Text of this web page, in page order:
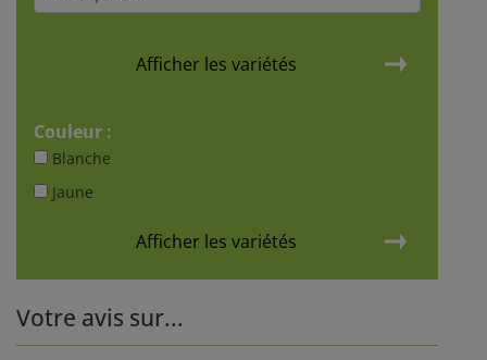
Afficher les variétés
Couleur :
Blanche
Jaune
Afficher les variétés
Votre avis sur...